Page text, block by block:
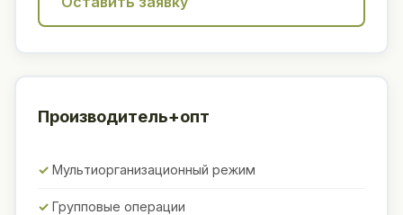
Производитель+опт
Мультиорганизационный режим
Групповые операции